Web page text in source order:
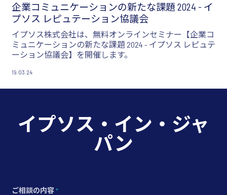
企業コミュニケーションの新たな課題 2024 - イ
プソス レピュテーション協議会
イプソス株式会社は、無料オンラインセミナー【企業コ
ミュニケーションの新たな課題 2024 - イプソス レピュテ
ーション協議会】を開催します。
19.03.24
イプソス・イン・ジャ
パン
ご相談の内容*